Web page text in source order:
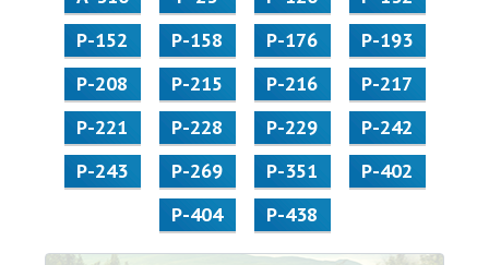
Р-152
Р-158 Р-176
Р-193
Р-208
Р-215 Р-216
Р-217
Р-221
Р-228 Р-229
Р-242
Р-243
Р-269 Р-351
Р-402
Р-404
Р-438